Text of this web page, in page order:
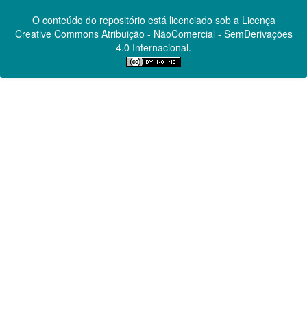
O conteúdo do repositório está licenciado sob a Licença
Creative CommonsAtribuição - NãoComercial - SemDerivações
4.0 Internacional.